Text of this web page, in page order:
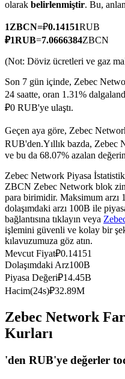
USDC Vadeli İşlemleri
USDC'yi teminat olarak
Kopya Ticaret
En iyi traderlarla
olarak belirlenmiştir. Bu,
1ZBCN=₽0.14151RUB
₽1RUB=7.0666384ZBCN
(Not: Döviz ücretleri ve gaz
Son 7 gün içinde, Zebec
24 saatte, oran 1.31%
₽0 RUB'ye ulaştı.
Geçen aya göre, Zebec
RUB'den.Yıllık bazda, Zebec
ve bu da 68.07% azalan
Zebec Network Piyasa
ZBCN Zebec Network blok
para birimidir. Maksimum arzı
dolaşımdaki arzı 100B ile
bağlantısına tıklayın veya
işlemini güvenli ve kolay bir
kılavuzumuza göz atın.
Mevcut Fiyat₽0.14151
Dolaşımdaki Arz100B
Piyasa Değeri₽14.45B
Hacim(24s)₽32.89M
Zebec Network
Kurları
'den RUB'ye değerler